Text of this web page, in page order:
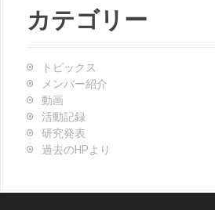
カテゴリー
トピックス
メンバー紹介
動画
活動記録
研究発表
過去のHPより